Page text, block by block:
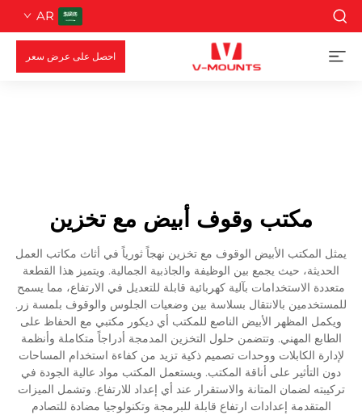
AR
احصل على عرض سعر
مكتب وقوف أبيض مع تخزين
يمثل المكتب الأبيض الوقوف مع تخزين نهجاً ثورياً في أثاث مكاتب العمل
الحديثة، حيث يجمع بين الوظيفة والجاذبية الجمالية. ويتميز هذا القطعة
متعددة الاستخدامات بآلية كهربائية قابلة للتعديل في الارتفاع، مما يسمح
للمستخدمين بالانتقال بسلاسة بين وضعيات الجلوس والوقوف بلمسة زر.
ويكمل المظهر الأبيض الناصع للمكتب أي ديكور مكتبي مع الحفاظ على
الطابع المهني. وتتضمن حلول التخزين المدمجة أدراجاً متكاملة وأنظمة
لإدارة الكابلات ووحدات تصميم ذكية تزيد من كفاءة استخدام المساحات
دون التأثير على أناقة المكتب. ويستعمل المكتب مواد عالية الجودة في
تركيبته لضمان المتانة والاستقرار عند أي إعداد للارتفاع. وتشمل الميزات
المتقدمة إعدادات ارتفاع قابلة للبرمجة وتكنولوجيا مضادة للتصادم